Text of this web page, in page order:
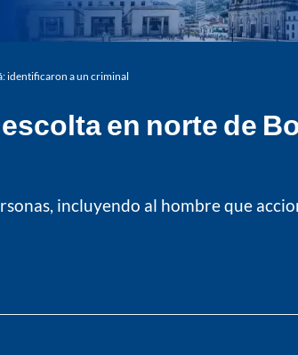
identificaron a un criminal
en norte de
incluyendo al hombre que